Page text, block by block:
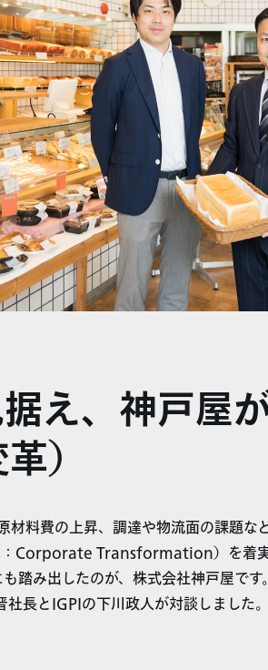
え、神戸屋
）
材料費の上昇、調達や物流面の課題な
：Corporate Transformation）を着
み出したのが、株式会社神戸屋です
長とIGPIの下川政人が対談しました。